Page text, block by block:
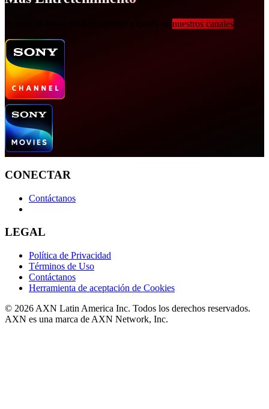
Accede al mejor entretenimiento a través de nuestros canales
CONECTAR
Contáctanos
LEGAL
Política de Privacidad
Términos de Uso
Contáctanos
Herramienta de aceptación de Cookies
© 2026 AXN Latin America Inc. Todos los derechos reservados.
AXN es una marca de AXN Network, Inc.